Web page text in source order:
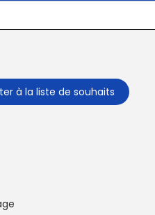
à la liste de souhaits